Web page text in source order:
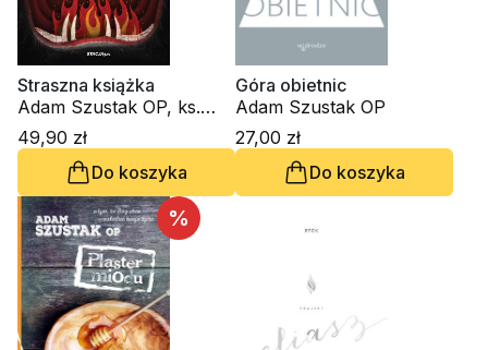
Straszna książka
Adam Szustak OP, ks.
Marcin Kowalski
49,90 zł
Do koszyka
Góra obietnic
Adam Szustak OP
27,00 zł
Do koszyka
%